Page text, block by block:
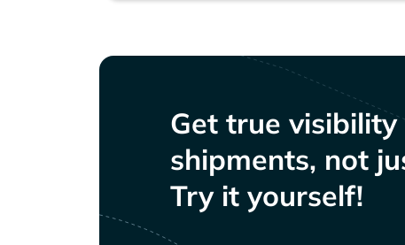
Get true
shipments, not
Try it yourself!